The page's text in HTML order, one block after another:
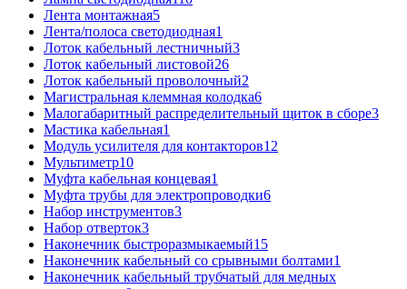
Лента монтажная5
Лента/полоса светодиодная1
Лоток кабельный лестничный3
Лоток кабельный листовой26
Лоток кабельный проволочный2
Магистральная клеммная колодка6
Малогабаритный распределительный щиток в сборе3
Мастика кабельная1
Модуль усилителя для контакторов12
Мультиметр10
Муфта кабельная концевая1
Муфта трубы для электропроводки6
Набор инструментов3
Набор отверток3
Наконечник быстроразмыкаемый15
Наконечник кабельный со срывными болтами1
Наконечник кабельный трубчатый для медных